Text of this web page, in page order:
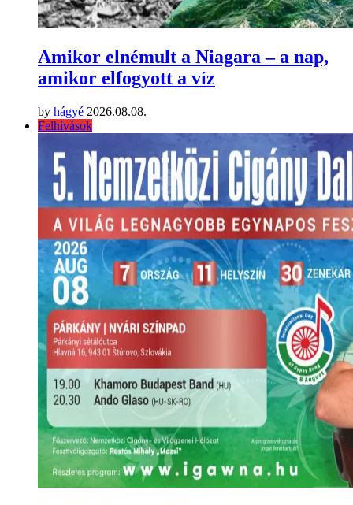
Amikor elnémult a Niagara – a nap,
amikor elfogyott a víz
by hágyé 2026.08.08.
Felhívások